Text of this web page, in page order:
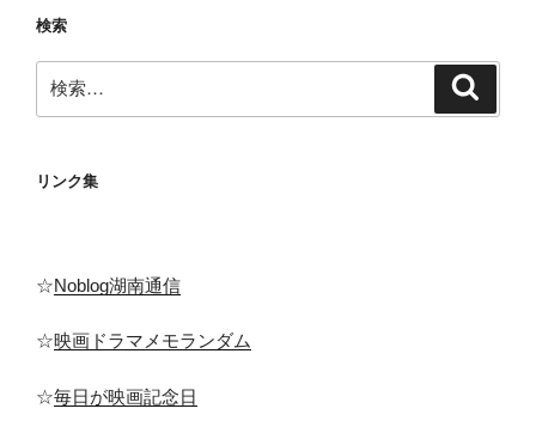
ペ
ジ
送
検索
索:
リンク集
☆Noblog湖南通信
☆映画ドラマメモランダム
☆毎日が映画記念日